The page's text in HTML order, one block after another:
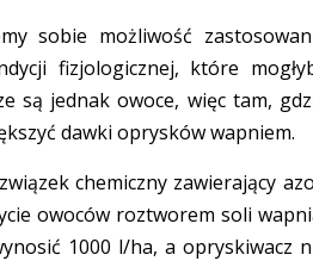
sobie możliwość
fizjologicznej, które
są jednak owoce, więc tam,
dawki oprysków wapniem.
chemiczny zawierający
owoców roztworem soli
1000 l/ha, a opryskiwacz